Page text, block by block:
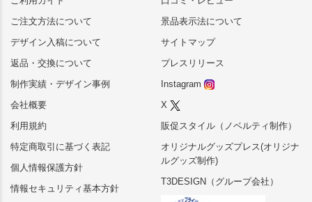
ご注文方法について
デザイン入稿について
返品・交換について
制作実績・デザイン事例
会社概要
利用規約
特定商取引に基づく表記
個人情報保護方針
情報セキュリティ基本方針
景品表示法について
サイトマップ
プレスリリース
Instagram
X
販促スタイル（ノベルティ制作）
オリジナルグッズプレス(オリジナ
ルグッズ制作)
T3DESIGN（グループ会社）